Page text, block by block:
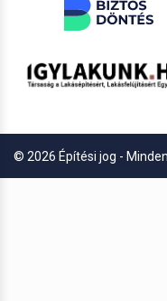
© 2026 Építési jog -